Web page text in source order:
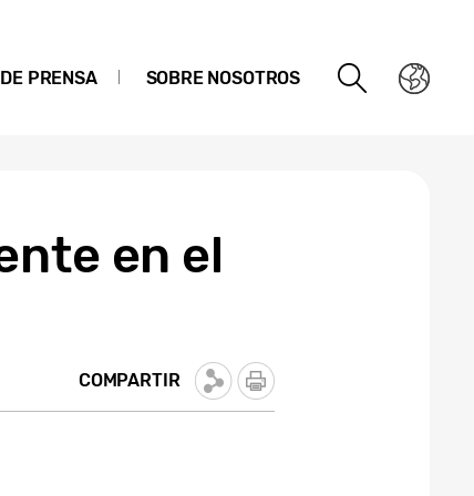
PRENSA SOBRE NOSOTROS
en el
COMPARTIR